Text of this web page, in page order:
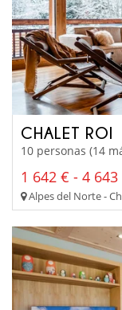
CHALET ROI
10 personas (14
1 642 € - 4 643
Alpes del Norte -